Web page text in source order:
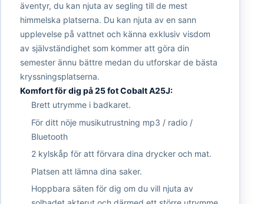
äventyr, du kan njuta av segling till de mest
himmelska platserna. Du kan njuta av en sann
upplevelse på vattnet och känna exklusiv visdom
av självständighet som kommer att göra din
semester ännu bättre medan du utforskar de bästa
kryssningsplatserna.
Komfort för dig på 25 fot Cobalt A25J:
Brett utrymme i badkaret.
För ditt nöje musikutrustning mp3 / radio /
Bluetooth
2 kylskåp för att förvara dina drycker och mat.
Platsen att lämna dina saker.
Hoppbara säten för dig om du vill njuta av